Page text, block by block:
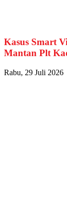
Kasus Smart
Mantan Plt
Rabu, 29 Juli 2026